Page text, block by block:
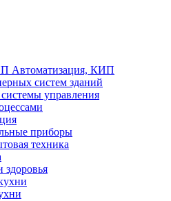
Автоматизация, КИП
систем зданий
управления
приборы
техника
здоровья